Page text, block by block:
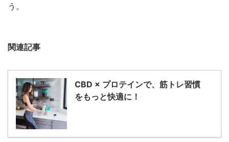
う。
関連記事
CBD × プロテインで、筋トレ習慣
をもっと快適に！